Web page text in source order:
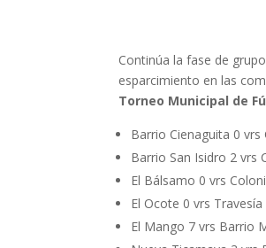
Continúa la fase de
esparcimiento en las
Torneo Municipal de
Barrio Cienaguita 0
Barrio San Isidro 2 vrs
El Bálsamo 0 vrs
El Ocote 0 vrs Travesía
El Mango 7 vrs Barrio